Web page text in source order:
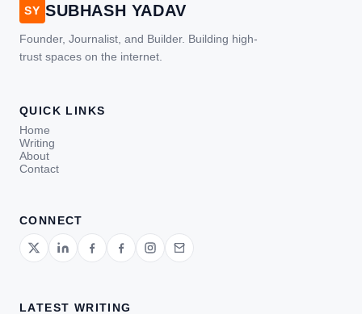
SY SUBHASH YADAV
Founder, Journalist, and Builder. Building high-
trust spaces on the internet.
QUICK LINKS
Home
Writing
About
Contact
CONNECT
LATEST WRITING